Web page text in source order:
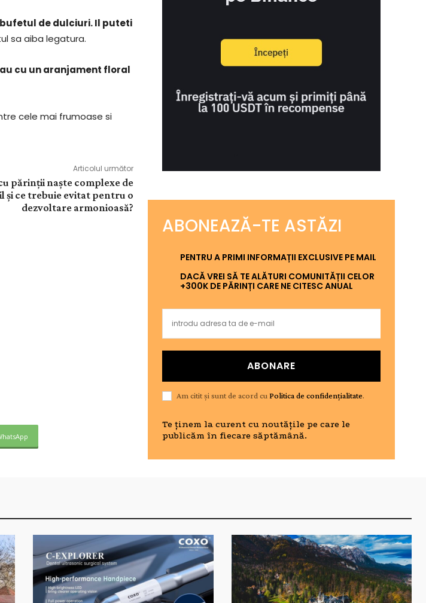
de dulciuri. Il puteti
sa aiba legatura.
cu un aranjament floral
cele mai frumoase si
Articolul următor
părinții naște complexe de
și ce trebuie evitat pentru o
dezvoltare armonioasă?
ABONEAZĂ-TE ASTĂZI
PENTRU A PRIMI INFORMAȚII EXCLUSIVE PE MAIL
DACĂ VREI SĂ TE ALĂTURI COMUNITĂȚII CELOR
+300K DE PĂRINȚI CARE NE CITESC ANUAL
ABONARE
Am citit și sunt de acord cuPolitica de confidențialitate.
Te ținem la curent cu noutățile pe care le
publicăm în fiecare săptămână.